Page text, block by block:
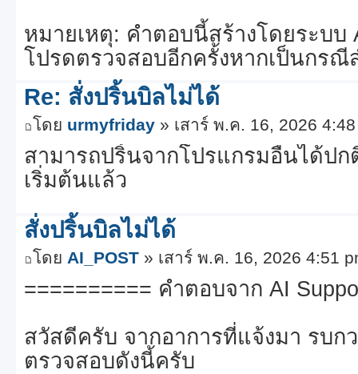
หมายเหตุ: คำตอบนี้สร้างโดยระบบ
โปรดตรวจสอบอีกครั้งหากเป็นกร
Re: สั่งปริ้นบิลไม่ได้
โดย urmyfriday » เสาร์ พ.ค. 16, 2026
สามารถปริ้นจากโปรแกรมอื่นได้ปก
เริ่มต้นแล้ว
สั่งปริ้นบิลไม่ได้
โดย AI_POST » เสาร์ พ.ค. 16, 2026 4:51
========== คำตอบจาก AI
สวัสดีครับ จากอาการที่แจ้งมา รบก
ตรวจสอบดังนี้ครับ